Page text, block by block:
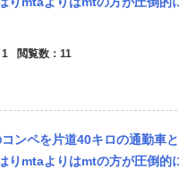
はmta買おうと思ってます。
1 閲覧数： 11
ンペを片道40キロの通勤車
りmtaよりはmtの方が圧倒的